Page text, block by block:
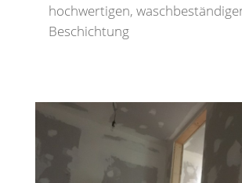
hochwertigen,
Beschichtung